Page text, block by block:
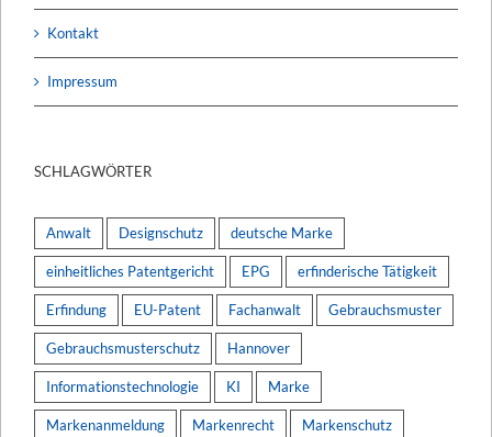
Kontakt
Impressum
SCHLAGWÖRTER
Anwalt Designschutz deutsche Marke
einheitliches Patentgericht EPG erfinderische Tätigkeit
Erfindung EU-Patent Fachanwalt Gebrauchsmuster
Gebrauchsmusterschutz Hannover
Informationstechnologie KI Marke
Markenanmeldung Markenrecht Markenschutz